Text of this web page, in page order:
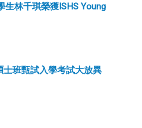
生林千琪榮獲ISHS Young
班甄試入學考試大放異